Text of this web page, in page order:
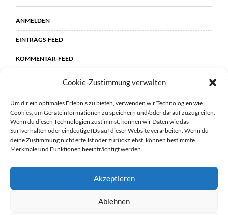
Cookie-Zustimmung verwalten
Um dir ein optimales Erlebnis zu bieten, verwenden wir Technologien wie
Cookies, um Geräteinformationen zu speichern und/oder darauf zuzugreifen.
Wenn du diesen Technologien zustimmst, können wir Daten wie das
Surfverhalten oder eindeutige IDs auf dieser Website verarbeiten. Wenn du
deine Zustimmung nicht erteilst oder zurückziehst, können bestimmte
Merkmale und Funktionen beeinträchtigt werden.
Akzeptieren
Ablehnen
ANMELDEN
EINTRAGS-FEED
KOMMENTAR-FEED
STARTSEITE
ÜBER
KOOPERATIONEN
Sie können die Erfassung Ihrer Daten durch Google Analytics
verhindern, indem Sie auf folgenden Link klicken. Es wird ein